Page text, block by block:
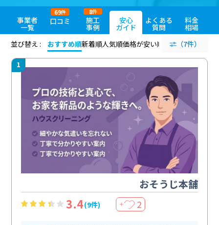
事業者
一覧
口コミ
69件
施工
事例
8件
安心
ガイド
よくある
質問
料金
相場
並び替え :
おすすめ順新着順人気順価格が安い順 評価が高い順
（7件）
1
おそうじ本舗
3.4(9件) ＋ 2